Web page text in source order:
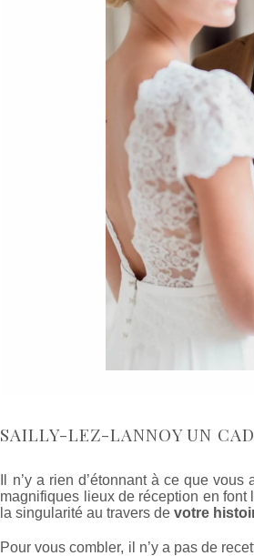
SAILLY-LEZ-LANNOY UN
Il n’y a rien d’étonnant à ce que
magnifiques lieux de réception en font
la singularité au travers devotre
Pour vous combler, il n’y a pas de